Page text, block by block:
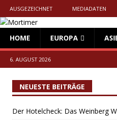
AUSGEZEICHNET MEDIADATEN
HOME EUROPA
6. AUGUST 2026
NEUESTE BEITRÄGE
Der Hotelcheck: Das Weinberg